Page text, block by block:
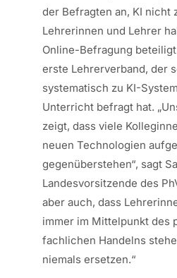
der Befragten an, KI nicht
Lehrerinnen und Lehrer
Online-Befragung
erste Lehrerverband, der
systematisch zu KI-
Unterricht befragt hat.
zeigt, dass viele
neuen Technologien
gegenüberstehen“, sagt
Landesvorsitzende des
aber auch, dass
immer im Mittelpunkt des
fachlichen Handelns
niemals ersetzen.“